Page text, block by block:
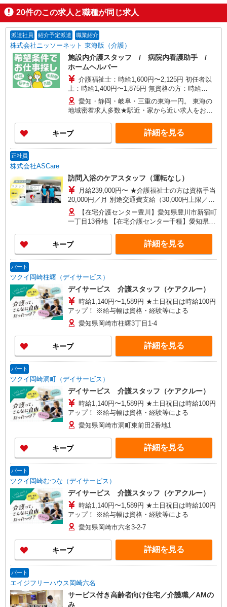
20件のこの求人と職種が同じ求人
派遣社員 紹介予定派遣 職業紹介
株式会社ニッソーネット 東海版（介護）
施設内介護スタッフ / 病院内看護助手 /
ホームヘルパー
介護福祉士：時給1,600円〜2,125円 初任者以
上：時給1,400円〜1,875円 無資格の方：時給
1,300円〜1,750円 ※給与幅は勤務先による +交通
費、諸手当（勤務先による） +0円で介護資格が取
れる （別途規定） ★給与日払い制度あり！
愛知・静岡・岐阜・三重の東海一円。 東海の
地域密着求人多数★駅近・家から近い求人をお探
キープ 詳細を見る
正社員
株式会社ASCare
訪問入浴のケアスタッフ（運転なし）
月給239,000円〜 ★介護福祉士の方は資格手当
20,000円／月 別途交通費支給（30,000円上限／
月） 別途残業手当（月平均残業時間15時間）残業
代全額支給
【在宅介護センター豊川】愛知県豊川市新宿町
一丁目13番地 【在宅介護センター千種】愛知県名
池下2D 【在宅介護センター尾張旭】愛知県尾張旭
市瀬戸川町一丁目202番地 【在宅介護センター岡
崎】愛知県岡崎市羽根東町二丁目8番地3 第
ター刈谷】愛知県刈谷市東陽町三丁目68番地 東
陽町鬼頭ビル1階北側 【在宅介護センター上名古
屋】愛知県名古屋市西区上名古屋三丁目25番52
カサデナカノ1階
キープ 詳細を見る
パート
ツクイ岡崎柱曙（デイサービス）
デイサービス 介護スタッフ（ケアクルー）
時給1,140円〜1,589円 ★土日祝日は時給100円
アップ！ ※給与幅は資格・経験等による
愛知県岡崎市柱曙3丁目1-4
キープ 詳細を見る
パート
ツクイ岡崎洞町（デイサービス）
デイサービス 介護スタッフ（ケアクルー）
時給1,140円〜1,589円 ★土日祝日は時給100円
アップ！ ※給与幅は資格・経験等による
愛知県岡崎市洞町東前田2番地1
キープ 詳細を見る
パート
ツクイ岡崎むつな（デイサービス）
デイサービス 介護スタッフ（ケアクルー）
時給1,140円〜1,589円 ★土日祝日は時給100円
アップ！ ※給与幅は資格・経験等による
愛知県岡崎市六名3-2-7
キープ 詳細を見る
パート
エイジフリーハウス岡崎六名
サービス付き高齢者向け住宅／介護職／AMの
み